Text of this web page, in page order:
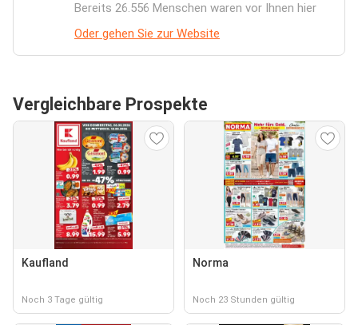
Bereits 26.556 Menschen waren vor Ihnen hier
Oder gehen Sie zur Website
Vergleichbare Prospekte
Kaufland
Noch 3 Tage gültig
Norma
Noch 23 Stunden gültig